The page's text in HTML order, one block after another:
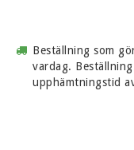
Beställning som
vardag.
upphämtningstid